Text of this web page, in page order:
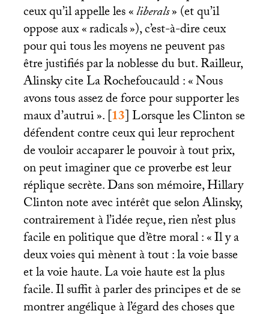
ceux qu’il appelle les «liberals» (et qu’il
oppose aux «radicals»), c’est-à-dire ceux
pour qui tous les moyens ne peuvent pas
être justifiés par la noblesse du but. Railleur,
Alinsky cite La Rochefoucauld : «Nous
avons tous assez de force pour supporter les
maux d’autrui».[13]Lorsque les Clinton se
défendent contre ceux qui leur reprochent
de vouloir accaparer le pouvoir à tout prix,
on peut imaginer que ce proverbe est leur
réplique secrète. Dans son mémoire, Hillary
Clinton note avec intérêt que selon Alinsky,
contrairement à l’idée reçue, rien n’est plus
facile en politique que d’être moral : «Il y a
deux voies qui mènent à tout : la voie basse
et la voie haute. La voie haute est la plus
facile. Il suffit à parler des principes et de se
montrer angélique à l’égard des choses que